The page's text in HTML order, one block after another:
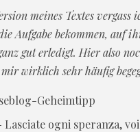
meines Textes
Aufgabe bekommen, auf
gut erledigt. Hier also
mir wirklich sehr häufig
Lasciate ogni speranza,